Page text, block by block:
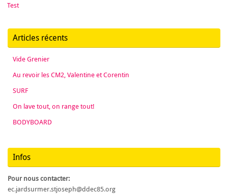
Test
Articles récents
Vide Grenier
Au revoir les CM2, Valentine et Corentin
SURF
On lave tout, on range tout!
BODYBOARD
Infos
Pour nous contacter:
ec.jardsurmer.stjoseph@ddec85.org